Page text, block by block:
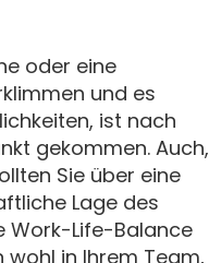
oder eine
und es
ist nach
gekommen. Auch,
Sie über eine
Lage des
Work-Life-Balance
wohl in Ihrem Team,